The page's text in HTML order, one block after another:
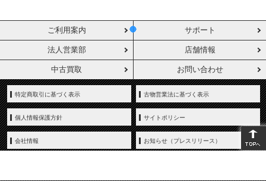
ご利用案内 サポート
法人営業部 店舗情報
中古買取 お問い合わせ
特定商取引に基づく表示 古物営業法に基づく表示
個人情報保護方針 サイトポリシー
会社情報 お知らせ（プレスリリース）